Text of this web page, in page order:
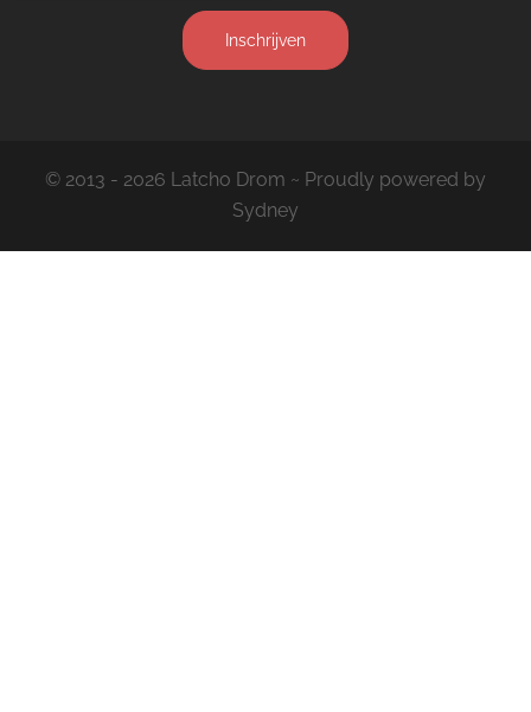
Inschrijven
© 2013 - 2026 Latcho Drom ~ Proudly powered by
Sydney